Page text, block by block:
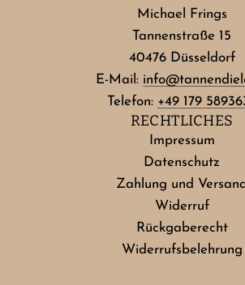
Michael Frings
Tannenstraße 15
40476 Düsseldorf
E-Mail:
Telefon: +49 179
RECHTLICHES
Impressum
Datenschutz
Zahlung und Versand
Widerruf
Rückgaberecht
Widerrufsbelehrung